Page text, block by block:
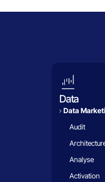
Data
Data
Audit
Analyse
Activation